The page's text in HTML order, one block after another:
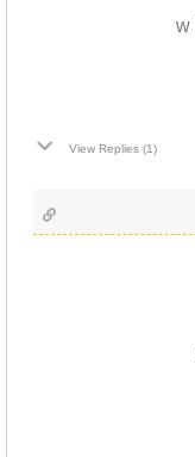
View Replies (1)